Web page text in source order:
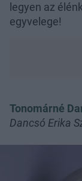
legyen az
egyvelege!
Tonomárné
Dancsó Erika